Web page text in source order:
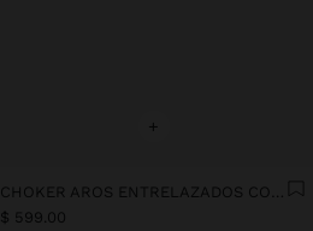
+
CHOKER AROS ENTRELAZADOS CON PERLA
$ 599.00